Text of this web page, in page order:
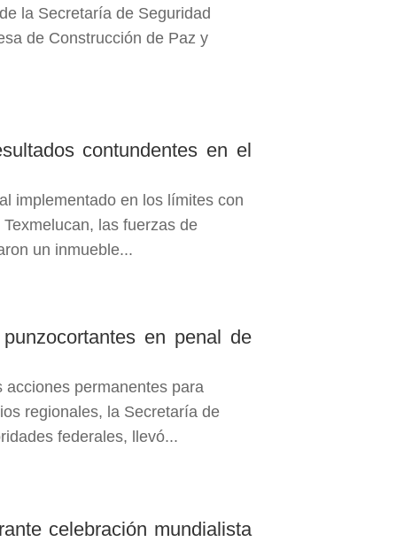
la Secretaría de Seguridad
de Construcción de Paz y
contundentes en el
implementado en los límites con
las fuerzas de
un inmueble...
en penal de
permanentes para
regionales, la Secretaría de
federales, llevó...
celebración mundialista